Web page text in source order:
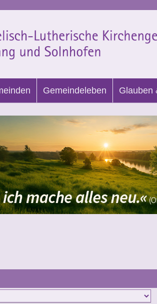
Gemeindeleben Glauben